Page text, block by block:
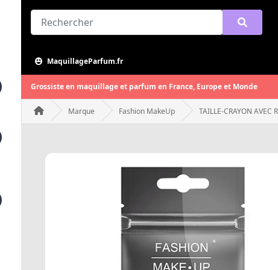
MaquillageParfum.fr
Grossiste en maquillage et parfum en France, Europe et Monde
Marque Fashion MakeUp TAILLE-CRAYON AVEC